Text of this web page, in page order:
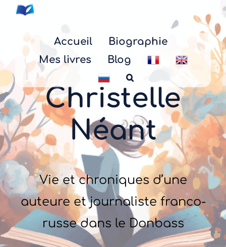
Skip
content
Accueil
Biographie
Mes livres
Blog
Christelle
Néant
Vie et chroniques d’une
auteure et journaliste franco-
russe dans le Donbass